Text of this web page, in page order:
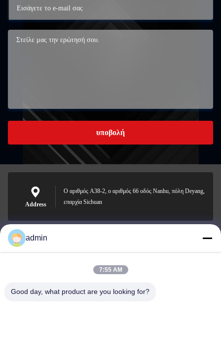
υποβολή
Address
Ο αριθμός A38-2, ο αριθμός 66 οδός Nanhu, πόλη Deyang,
επαρχία Sichuan
Nero@enlaibio.com
admin
7:55 AM
Good day, what product are you looking for?